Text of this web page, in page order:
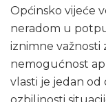
Općinsko vijeće
neradom u
iznimne važnosti
nemogućnost
vlasti je jedan